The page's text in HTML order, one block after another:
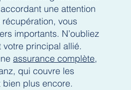
une attention
vous
importants. N’oubliez
votre principal allié.
assurance complète,
qui couvre les
plus encore.